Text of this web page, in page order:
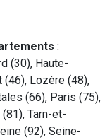
:
(30), Haute-
(46), Lozère (48),
(66), Paris (75),
Tarn-et-
(92), Seine-